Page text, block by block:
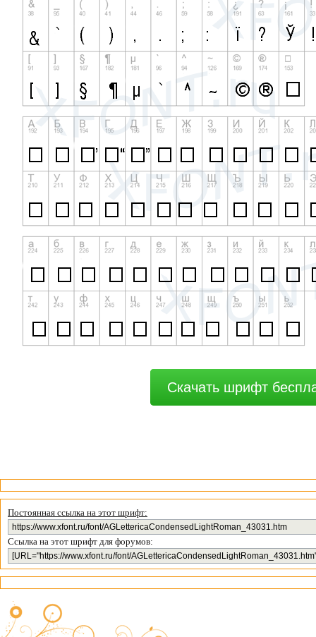
Скачать шрифт
Постоянная ссылка на этот шрифт:
Ссылка на этот шрифт для форумов: